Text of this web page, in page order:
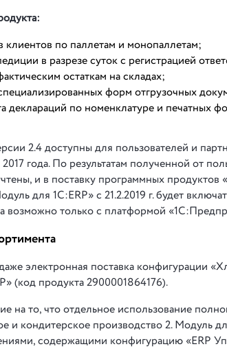
клиентов по паллетам и монопаллетам;
в разрезе суток с регистрацией
остаткам на складах;
форм отгрузочных
деклараций по номенклатуре и печатных
2.4 доступны для пользователей и
года. По результатам полученной от
и в поставку программных
для 1С:ERP» с 21.2.2019 г. будет
возможно только с платформой
электронная поставка конфигурации
(код продукта 2900001864176).
на то, что отдельное использование
и кондитерское производство 2. Модуль
содержащими конфигурацию «ERP